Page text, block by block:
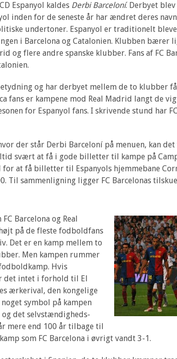
Espanyol kaldes Derbi Barceloní. Derbyet
inden for de seneste år har ændret deres
undertoner. Espanyol er traditionelt
i Barcelona og Catalonien. Klubben bærer
og flere andre spanske klubber. Fans af FC
og har derbyet mellem de to klubber
fans er kampene mod Real Madrid langt de
for Espanyol fans. I skrivende stund har
der står Derbi Barceloní på menuen, kan
svært at få i gode billetter til kampe på
for at få billetter til Espanyols hjemmebane
sammenligning ligger FC Barcelonas
Barcelona og Real
på de fleste fodboldfans
Det er en kamp mellem to
Men kampen rummer
Hvis
det intet i forhold til El
ærkerival, den kongelige
symbol på kampen
det selvstændigheds-
mere end 100 år tilbage til
som FC Barcelona i øvrigt vandt 3-1.